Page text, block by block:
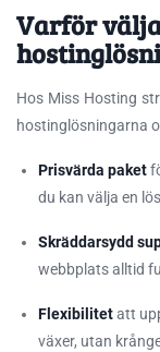
Varför
Hos Miss Hosting
hostinglösningarna
Prisvärda paket
du kan välja en
Skräddarsydd
webbplats alltid
Flexibilitetatt
växer, utan